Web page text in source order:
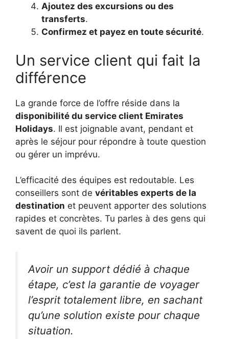
Ajoutez des excursions ou des
transferts.
Confirmez et payez en toute sécurité.
Un service client qui fait la
différence
La grande force de l’offre réside dans la
disponibilité du service client Emirates
Holidays. Il est joignable avant, pendant et
après le séjour pour répondre à toute question
ou gérer un imprévu.
L’efficacité des équipes est redoutable. Les
conseillers sont de véritables experts de la
destination et peuvent apporter des solutions
rapides et concrètes. Tu parles à des gens qui
savent de quoi ils parlent.
Avoir un support dédié à chaque
étape, c’est la garantie de voyager
l’esprit totalement libre, en sachant
qu’une solution existe pour chaque
situation.